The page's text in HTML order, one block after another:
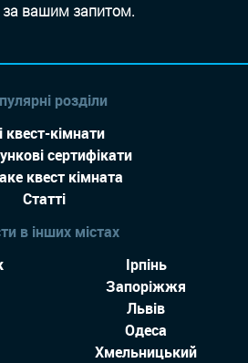
вашим запитом.
розділи
квест-кімнати
сертифікати
квест кімната
Статті
в інших містах
Ірпінь
Запоріжжя
Львів
Одеса
Хмельницький